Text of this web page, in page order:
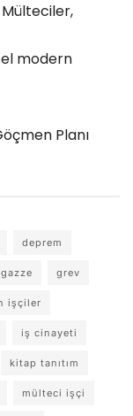
modern
Planı
deprem
gazze grev
işçiler
iş cinayeti
kitap tanıtım
mülteci işçi